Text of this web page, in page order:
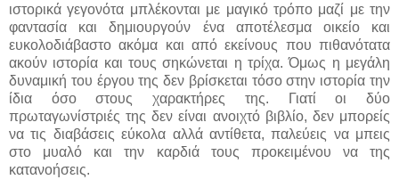
ιστορικά γεγονότα μπλέκονται με μαγικό τρόπο μαζί με την
φαντασία και δημιουργούν ένα αποτέλεσμα οικείο και
ευκολοδιάβαστο ακόμα και από εκείνους που πιθανότατα
ακούν ιστορία και τους σηκώνεται η τρίχα. Όμως η μεγάλη
δυναμική του έργου της δεν βρίσκεται τόσο στην ιστορία την
ίδια όσο στους χαρακτήρες της. Γιατί οι δύο
πρωταγωνίστριές της δεν είναι ανοιχτό βιβλίο, δεν μπορείς
να τις διαβάσεις εύκολα αλλά αντίθετα, παλεύεις να μπεις
στο μυαλό και την καρδιά τους προκειμένου να της
κατανοήσεις.